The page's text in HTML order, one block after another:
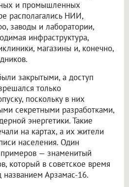
и промышленных
располагались НИИ,
заводы и лаборатории,
инфраструктура,
магазины и, конечно,
закрытыми, а доступ
только
поскольку в них
секретными разработками,
энергетики. Такие
на картах, а их жители
населения. Один
— знаменитый
который в советское время
Арзамас-16.